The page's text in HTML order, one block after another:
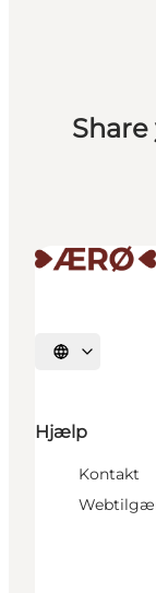
Vælg sprog
Hjælp
Kontakt